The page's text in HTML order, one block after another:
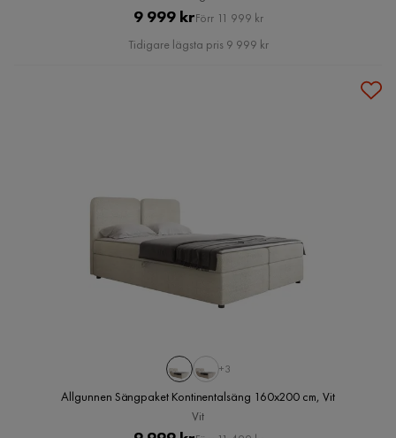
Pris
9 999 krOriginal
Pris
Förr 11 999 kr
Tidigare lägsta pris 9 999 kr
+3
Allgunnen Sängpaket Kontinentalsäng 160x200 cm, Vit
Vit